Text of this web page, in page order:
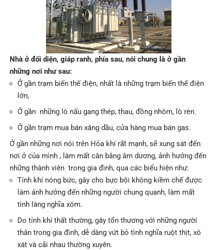
Nhà ở đối diện, giáp ranh, phía sau, nói chung là ở gần
những nơi như sau:
Ở gần trạm biến thế điện, nhất là những trạm biến thế điện
lớn,
Ở gần những lò nấu gang thép, thau, đồng nhôm, lò rèn.
Ở gần trạm mua bán xăng dầu, cửa hàng mua bán gas.
Ở gần những nơi nói trên Hỏa khí rất mạnh, sẽ xung sát đến
nơi ở của mình , làm mất cân bằng âm dương, ảnh hưởng đến
những thành viên trong gia đình, qua các biểu hiện như:
Tính khí nóng bức, gây cho bực bội không kiềm chế được
làm ảnh hưởng đến những người chung quanh, làm mất
tình làng nghĩa xóm.
Do tính khí thất thường, gây tổn thương với những người
thân trong gia đình, dễ dàng vứt bỏ tình nghĩa ruột thịt, xô
xát và cãi nhau thường xuyên.